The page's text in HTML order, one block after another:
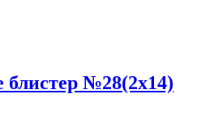
№28(2x14)